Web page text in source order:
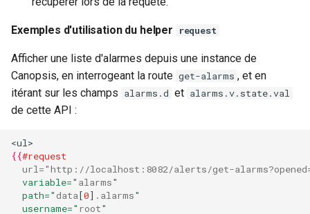
Exemples d'utilisation du helper request
Afficher une liste d'alarmes depuis une instance de
Canopsis, en interrogeant la route get-alarms , et en
itérant sur les champs alarms.d et alarms.v.state.val
de cette API :
<ul>
{{#request
url="http://localhost:8082/alerts/get-
  variable="
alarms"
  path="
data[0] .alarms"
  username="
root"